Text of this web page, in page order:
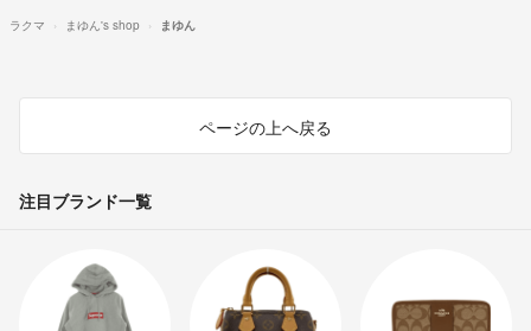
ラクマ まゆん's shop まゆん
ページの上へ戻る
注目ブランド一覧